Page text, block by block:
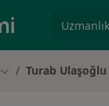
Şehir değiştir
Turab Ulaşoğlu